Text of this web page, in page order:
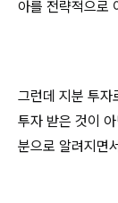
아를 전략적으로
그런데 지분 투자
투자 받은 것이
분으로 알려지면